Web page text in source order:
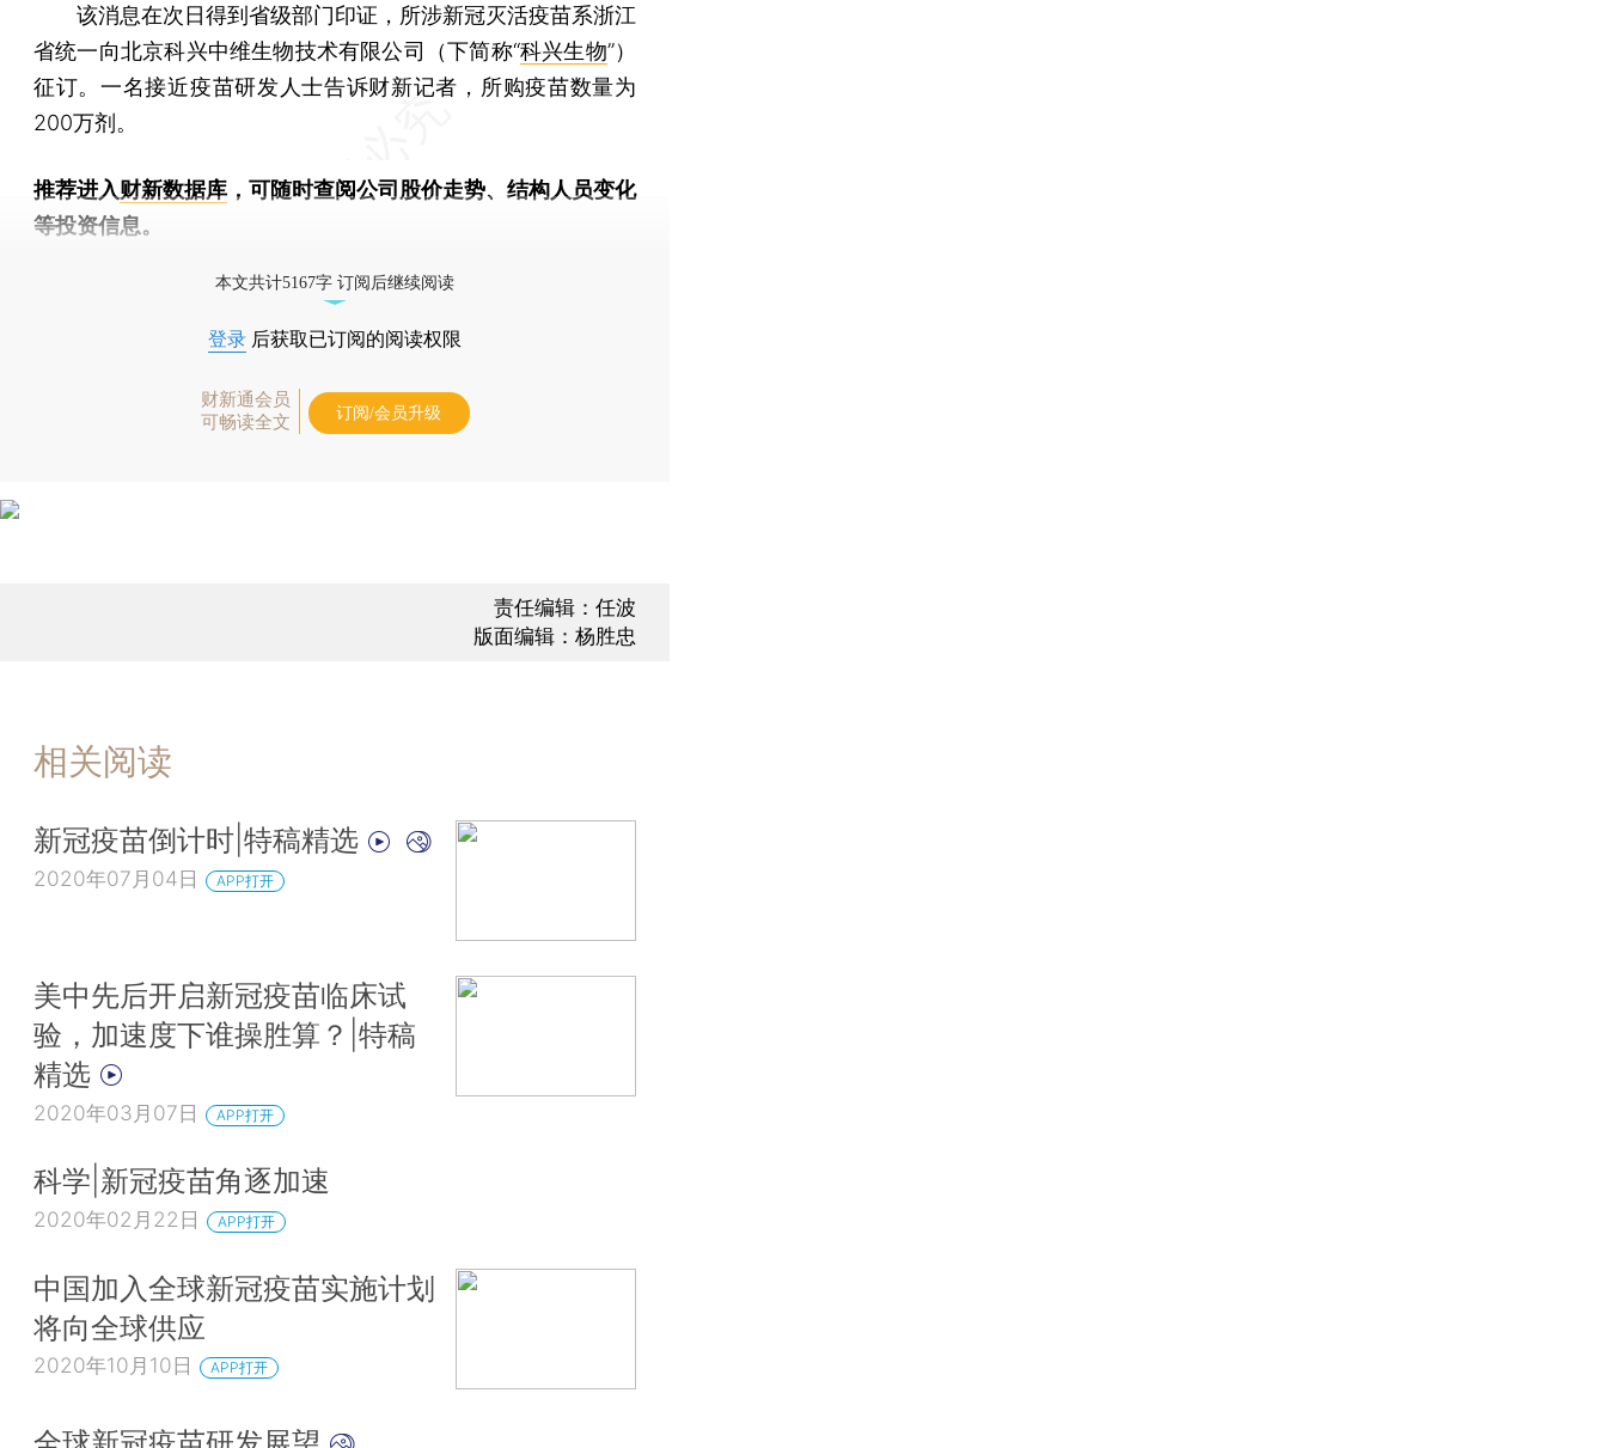
该消息在次日得到省级部门印证，所涉新冠灭活疫苗系浙江
省统一向北京科兴中维生物技术有限公司（下简称“科兴生物”）
征订。一名接近疫苗研发人士告诉财新记者，所购疫苗数量为
200万剂。
推荐进入财新数据库 ，可随时查阅公司股价走势、结构人员变化
等投资信息。
本文共计5167字 订阅后继续阅读
登录 后获取已订阅的阅读权限
财新通会员
可畅读全文
订阅/会员升级
责任编辑：任波
版面编辑：杨胜忠
相关阅读
新冠疫苗倒计时|特稿精选
2020年07月04日 APP打开
美中先后开启新冠疫苗临床试
验，加速度下谁操胜算？|特稿
精选
2020年03月07日 APP打开
科学|新冠疫苗角逐加速
2020年02月22日 APP打开
中国加入全球新冠疫苗实施计划
将向全球供应
2020年10月10日 APP打开